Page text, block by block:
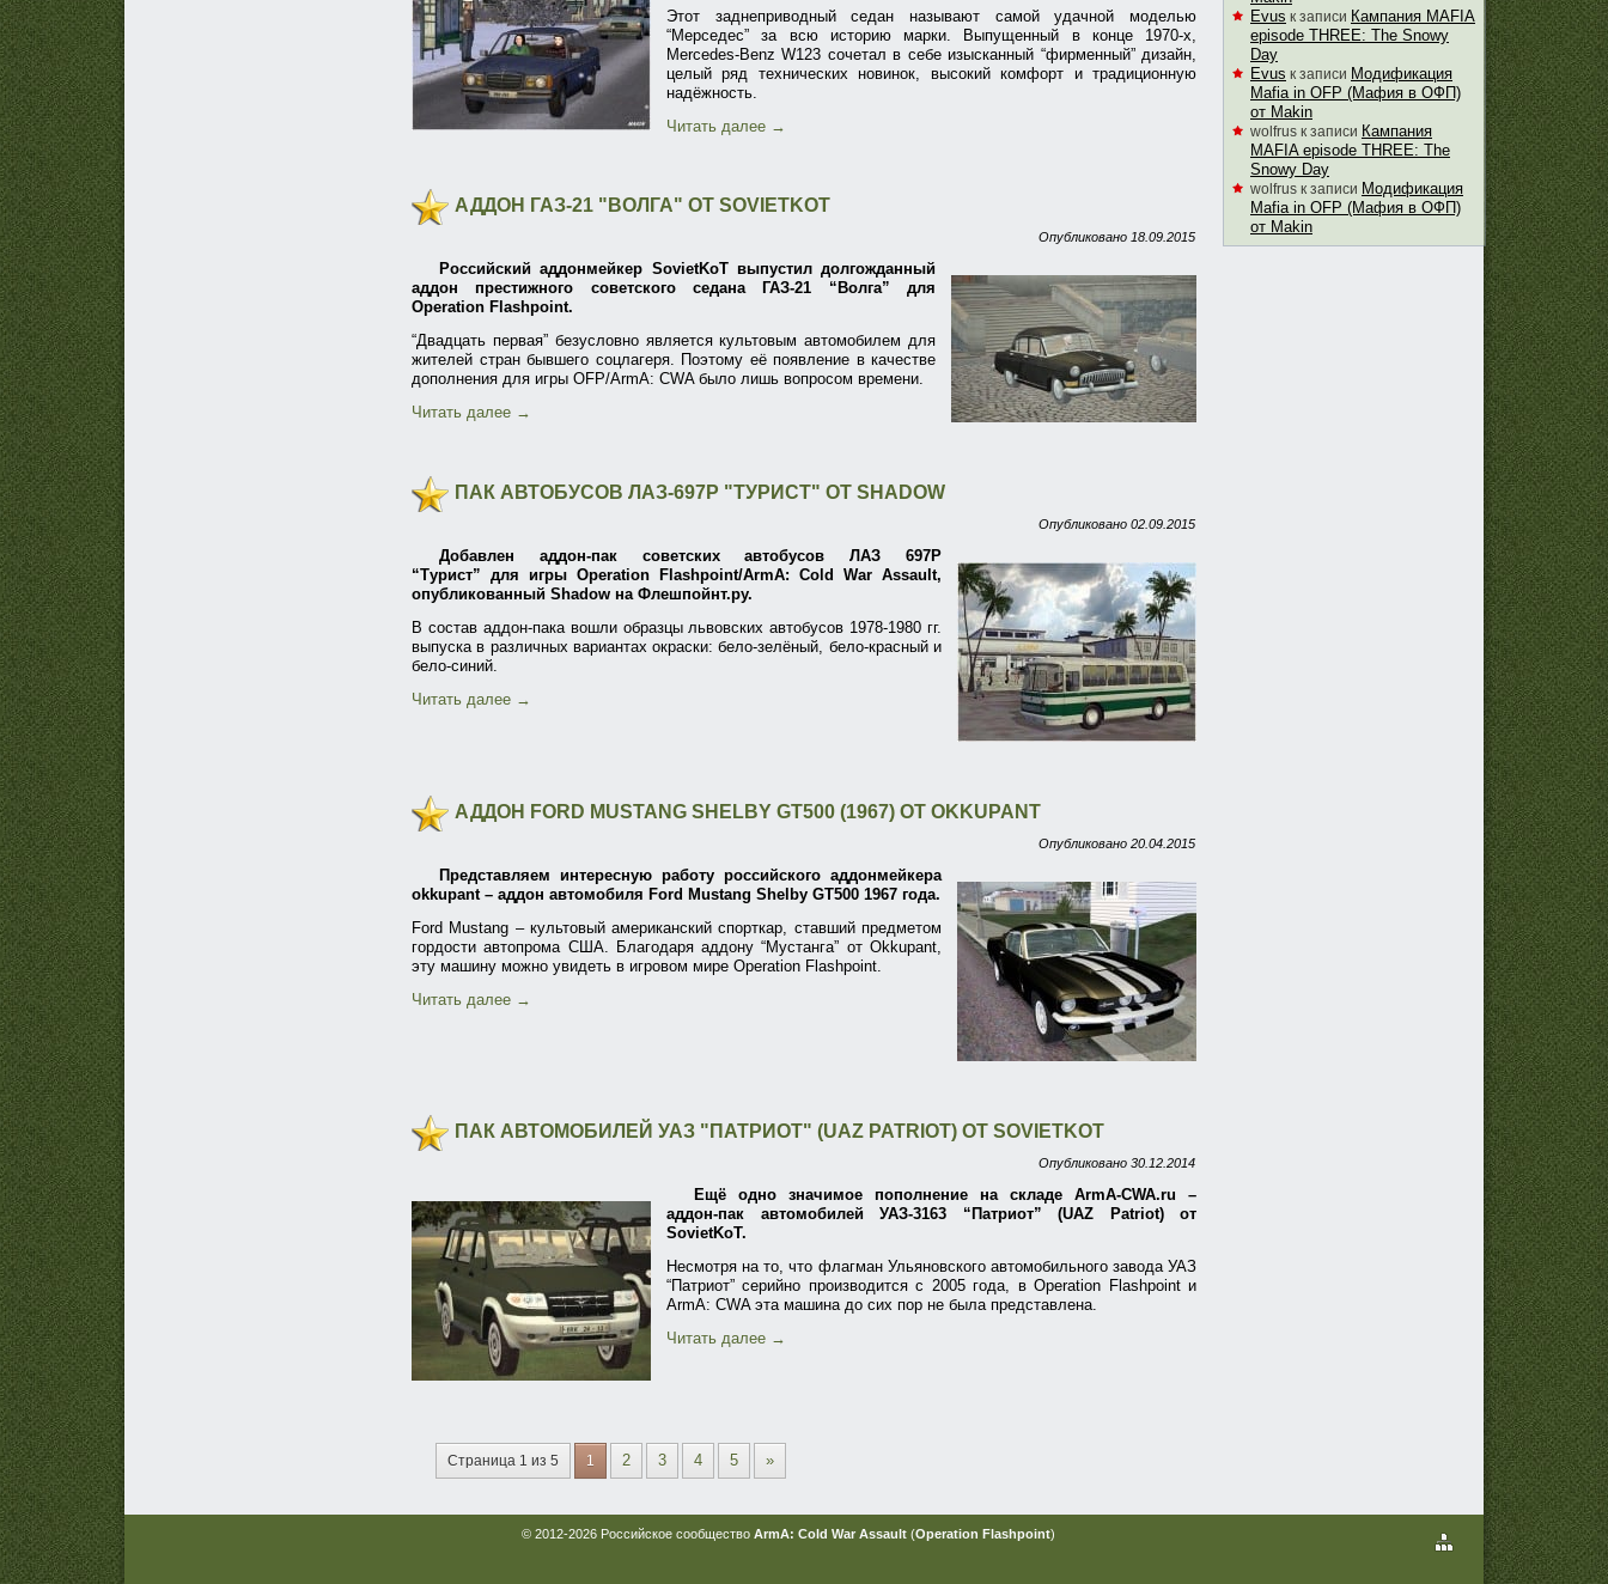
Этот заднеприводный седан называют самой удачной моделью
“Мерседес” за всю историю марки. Выпущенный в конце 1970-х,
Mercedes-Benz W123 сочетал в себе изысканный “фирменный” дизайн,
целый ряд технических новинок, высокий комфорт и традиционную
надёжность.
Читать далее →
АДДОН ГАЗ-21 "ВОЛГА" ОТ SOVIETKOT
Опубликовано 18.09.2015
Российский аддонмейкер SovietKoT выпустил долгожданный
аддон престижного советского седана ГАЗ-21 “Волга” для
Operation Flashpoint.
“Двадцать первая” безусловно является культовым автомобилем для
жителей стран бывшего соцлагеря. Поэтому её появление в качестве
дополнения для игры OFP/ArmA: CWA было лишь вопросом времени.
Читать далее →
ПАК АВТОБУСОВ ЛАЗ-697Р "ТУРИСТ" ОТ SHADOW
Опубликовано 02.09.2015
Добавлен аддон-пак советских автобусов ЛАЗ 697Р
“Турист” для игры Operation Flashpoint/ArmA: Cold War Assault,
опубликованный Shadow на Флешпойнт.ру.
В состав аддон-пака вошли образцы львовских автобусов 1978-1980 гг.
выпуска в различных вариантах окраски: бело-зелёный, бело-красный и
бело-синий.
Читать далее →
АДДОН FORD MUSTANG SHELBY GT500 (1967) ОТ OKKUPANT
Опубликовано 20.04.2015
Представляем интересную работу российского аддонмейкера
okkupant – аддон автомобиля Ford Mustang Shelby GT500 1967 года.
Ford Mustang – культовый американский спорткар, ставший предметом
гордости автопрома США. Благодаря аддону “Мустанга” от Okkupant,
эту машину можно увидеть в игровом мире Operation Flashpoint.
Читать далее →
ПАК АВТОМОБИЛЕЙ УАЗ "ПАТРИОТ" (UAZ PATRIOT) ОТ SOVIETKOT
Опубликовано 30.12.2014
Ещё одно значимое пополнение на складе ArmA-CWA.ru –
аддон-пак автомобилей УАЗ-3163 “Патриот” (UAZ Patriot) от
SovietKoT.
Несмотря на то, что флагман Ульяновского автомобильного завода УАЗ
“Патриот” серийно производится с 2005 года, в Operation Flashpoint и
ArmA: CWA эта машина до сих пор не была представлена.
Читать далее →
Страница 1 из 5 1 2 3 4 5 »
Evus к записи Кампания MAFIA
episode THREE: The Snowy
Day
Evus к записи Модификация
Mafia in OFP (Мафия в ОФП)
от Makin
wolfrus к записи Кампания
MAFIA episode THREE: The
Snowy Day
wolfrus к записи Модификация
Mafia in OFP (Мафия в ОФП)
от Makin
© 2012-2026 Российское сообщество ArmA: Cold War Assault (Operation Flashpoint)